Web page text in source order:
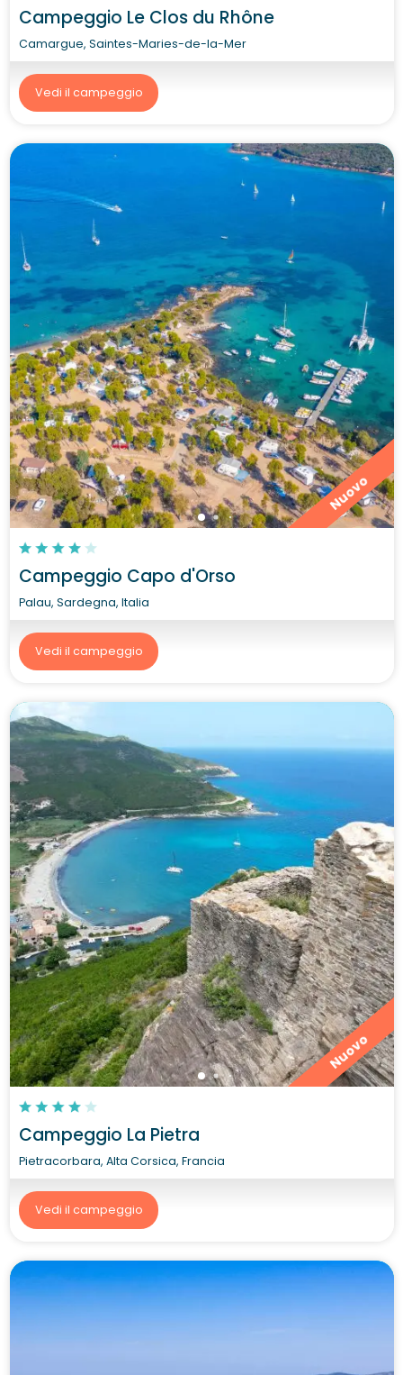
Campeggio Le Clos du Rhône
Camargue, Saintes-Maries-de-la-Mer
Vedi il campeggio
Nuovo
Campeggio Capo d'Orso
Palau, Sardegna, Italia
Vedi il campeggio
Nuovo
Campeggio La Pietra
Pietracorbara, Alta Corsica, Francia
Vedi il campeggio